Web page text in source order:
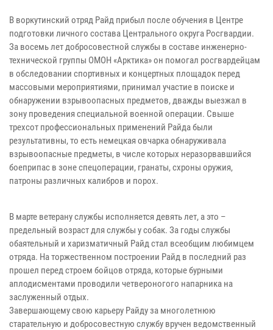
В воркутинский отряд Райд прибыл после обучения в Центре
подготовки личного состава Центрального округа Росгвардии.
За восемь лет добросовестной службы в составе инженерно-
технической группы ОМОН «Арктика» он помогал росгвардейцам
в обследовании спортивных и концертных площадок перед
массовыми мероприятиями, принимал участие в поиске и
обнаружении взрывоопасных предметов, дважды выезжал в
зону проведения специальной военной операции. Свыше
трехсот профессиональных применений Райда были
результативны, то есть немецкая овчарка обнаруживала
взрывоопасные предметы, в числе которых неразорвавшийся
боеприпас в зоне спецоперации, гранаты, схроны оружия,
патроны различных калибров и порох.
В марте ветерану службы исполняется девять лет, а это –
предельный возраст для службы у собак. За годы службы
обаятельный и харизматичный Райд стал всеобщим любимцем
отряда. На торжественном построении Райд в последний раз
прошел перед строем бойцов отряда, которые бурными
аплодисментами проводили четвероногого напарника на
заслуженный отдых.
Завершающему свою карьеру Райду за многолетнюю
старательную и добросовестную службу вручен ведомственный